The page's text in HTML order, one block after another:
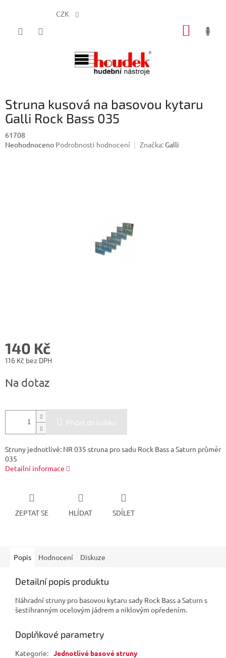
CZK
Struna kusová na basovou kytaru
Galli Rock Bass 035
61708
Průměrné
Neohodnoceno Podrobnosti hodnocení Značka:Galli
140 Kč
116 Kč bez DPH
cena:
Na dotaz
Přidat do košíku
Struny jednotlivé: NR 035 struna pro sadu Rock Bass a Saturn průměr
035
Detailní informace
ZEPTAT SE HLÍDAT SDÍLET
Popis Hodnocení Diskuze
Detailní popis produktu
Náhradní struny pro basovou kytaru sady Rock Bass a Saturn s
šestihranným ocelovým jádrem a niklovým opředením.
Doplňkové parametry
Kategorie: Jednotlivé basové struny